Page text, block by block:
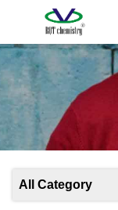
All Category